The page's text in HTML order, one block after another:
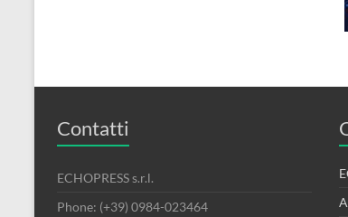
Contatti
ECHOPRESS s.r.l.
Phone: (+39) 0984-023464